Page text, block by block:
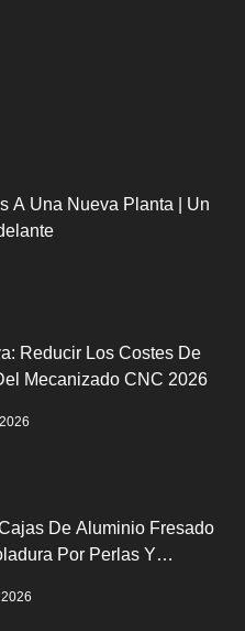
A Una Nueva Planta | Un
Reducir Los Costes De
Mecanizado CNC 2026
De Aluminio Fresado
Por Perlas Y